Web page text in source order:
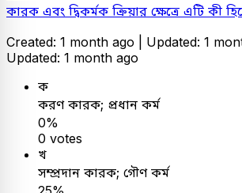
কারক এবং দ্বিকর্মক ক্রিয়ার ক্ষেত্রে এটি কী
Created: 1 month ago | Updated: 1
Updated: 1 month ago
ক
করণ কারক; প্রধান কর্ম
0%
0 votes
খ
সম্প্রদান কারক; গৌণ কর্ম